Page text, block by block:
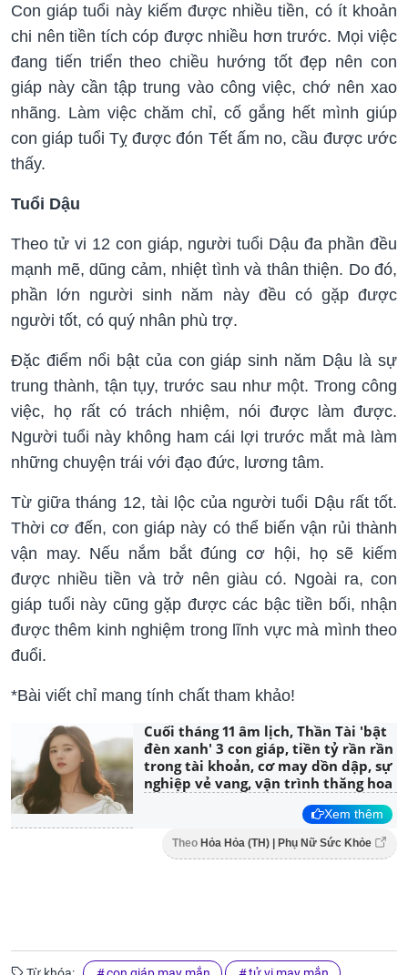
Con giáp tuổi này kiếm được nhiều tiền, có ít khoản
chi nên tiền tích cóp được nhiều hơn trước. Mọi việc
đang tiến triển theo chiều hướng tốt đẹp nên con
giáp này cần tập trung vào công việc, chớ nên xao
nhãng. Làm việc chăm chỉ, cố gắng hết mình giúp
con giáp tuổi Tỵ được đón Tết ấm no, cầu được ước
thấy.
Tuổi Dậu
Theo tử vi 12 con giáp, người tuổi Dậu đa phần đều
mạnh mẽ, dũng cảm, nhiệt tình và thân thiện. Do đó,
phần lớn người sinh năm này đều có gặp được
người tốt, có quý nhân phù trợ.
Đặc điểm nổi bật của con giáp sinh năm Dậu là sự
trung thành, tận tụy, trước sau như một. Trong công
việc, họ rất có trách nhiệm, nói được làm được.
Người tuổi này không ham cái lợi trước mắt mà làm
những chuyện trái với đạo đức, lương tâm.
Từ giữa tháng 12, tài lộc của người tuổi Dậu rất tốt.
Thời cơ đến, con giáp này có thể biến vận rủi thành
vận may. Nếu nắm bắt đúng cơ hội, họ sẽ kiếm
được nhiều tiền và trở nên giàu có. Ngoài ra, con
giáp tuổi này cũng gặp được các bậc tiền bối, nhận
được thêm kinh nghiệm trong lĩnh vực mà mình theo
đuổi.
*Bài viết chỉ mang tính chất tham khảo!
Cuối tháng 11 âm lịch, Thần Tài 'bật
đèn xanh' 3 con giáp, tiền tỷ rần rần
trong tài khoản, cơ may dồn dập, sự
nghiệp vẻ vang, vận trình thăng hoa
Xem thêm
Theo Hỏa Hỏa (TH) | Phụ Nữ Sức Khỏe